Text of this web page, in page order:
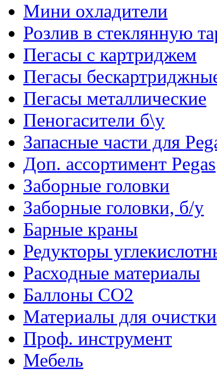
Мини охладители
Розлив в стеклянную
Пегасы с картриджем
Пегасы
Пегасы металлические
Пеногасители б\у
Запасные части для
Доп. ассортимент Pegas
Заборные головки
Заборные головки, б/у
Барные краны
Редукторы
Расходные материалы
Баллоны CO2
Материалы для очистки
Проф. инструмент
Мебель